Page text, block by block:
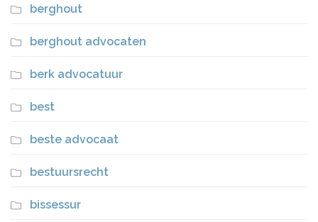
berghout
berghout advocaten
berk advocatuur
best
beste advocaat
bestuursrecht
bissessur